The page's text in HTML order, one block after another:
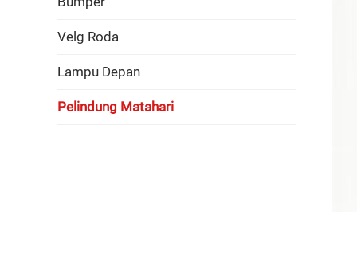
Velg Roda
Lampu Depan
Pelindung Matahari